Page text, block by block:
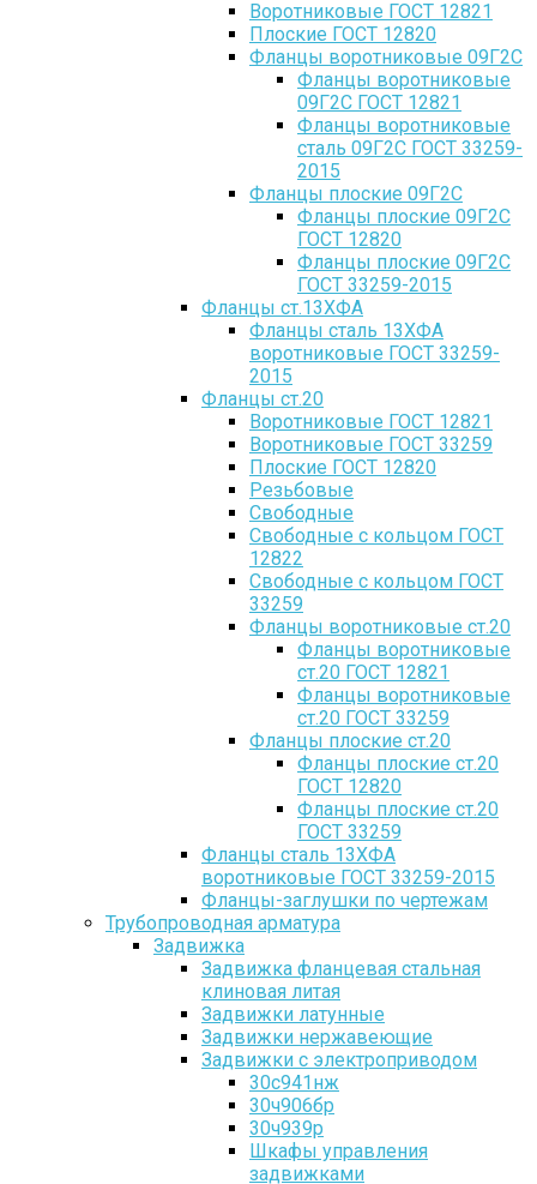
Воротниковые ГОСТ 12821
Плоские ГОСТ 12820
Фланцы воротниковые 09Г2С
Фланцы воротниковые
09Г2С ГОСТ 12821
Фланцы воротниковые
сталь 09Г2С ГОСТ 33259-
2015
Фланцы плоские 09Г2С
Фланцы плоские 09Г2С
ГОСТ 12820
Фланцы плоские 09Г2С
ГОСТ 33259-2015
Фланцы ст.13ХФА
Фланцы сталь 13ХФА
воротниковые ГОСТ 33259-
2015
Фланцы ст.20
Воротниковые ГОСТ 12821
Воротниковые ГОСТ 33259
Плоские ГОСТ 12820
Резьбовые
Свободные
Свободные с кольцом ГОСТ
12822
Свободные с кольцом ГОСТ
33259
Фланцы воротниковые ст.20
Фланцы воротниковые
ст.20 ГОСТ 12821
Фланцы воротниковые
ст.20 ГОСТ 33259
Фланцы плоские ст.20
Фланцы плоские ст.20
ГОСТ 12820
Фланцы плоские ст.20
ГОСТ 33259
Фланцы сталь 13ХФА
воротниковые ГОСТ 33259-2015
Фланцы-заглушки по чертежам
Трубопроводная арматура
Задвижка
Задвижка фланцевая стальная
клиновая литая
Задвижки латунные
Задвижки нержавеющие
Задвижки с электроприводом
30с941нж
30ч906бр
30ч939р
Шкафы управления
задвижками